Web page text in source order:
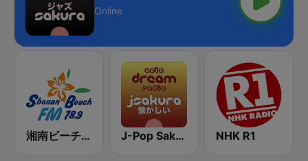
Online
湘南ビーチFM (Shonan Beach FM) J-Pop Sakura 懐かしい NHK R1